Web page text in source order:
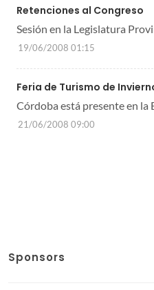
Retenciones al Congreso
Sesión en la Legislatura
19/06/2008 01:15
Feria de Turismo de
Córdoba está presente en la
21/06/2008 09:00
Sponsors